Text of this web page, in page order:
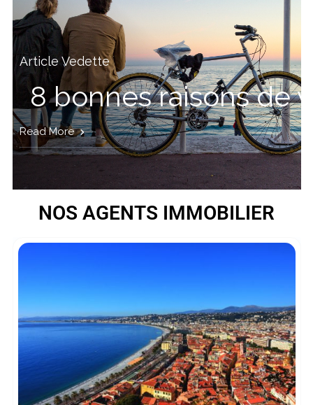
Article Vedette
8 bonnes raisons de
Read More
NOS AGENTS IMMOBILIER